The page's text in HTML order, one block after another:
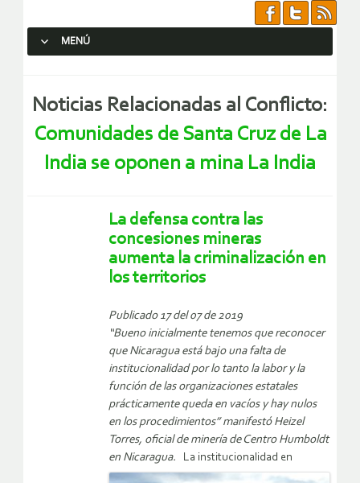
MENÚ
Noticias Relacionadas al Conflicto:
Comunidades de Santa Cruz de La
India se oponen a mina La India
La defensa contra las
concesiones mineras
aumenta la criminalización en
los territorios
Publicado 17 del 07 de 2019
“Bueno inicialmente tenemos que reconocer
que Nicaragua está bajo una falta de
institucionalidad por lo tanto la labor y la
función de las organizaciones estatales
prácticamente queda en vacíos y hay nulos
en los procedimientos” manifestó Heizel
Torres, oficial de minería de Centro Humboldt
en Nicaragua.
La institucionalidad en